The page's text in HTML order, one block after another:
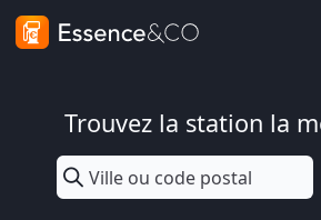
Trouvez la station la